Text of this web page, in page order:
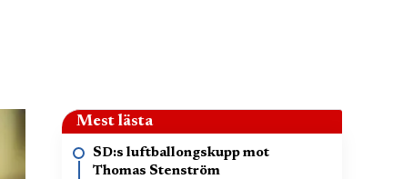
Mest lästa
SD:s luftballongskupp mot
Thomas Stenström